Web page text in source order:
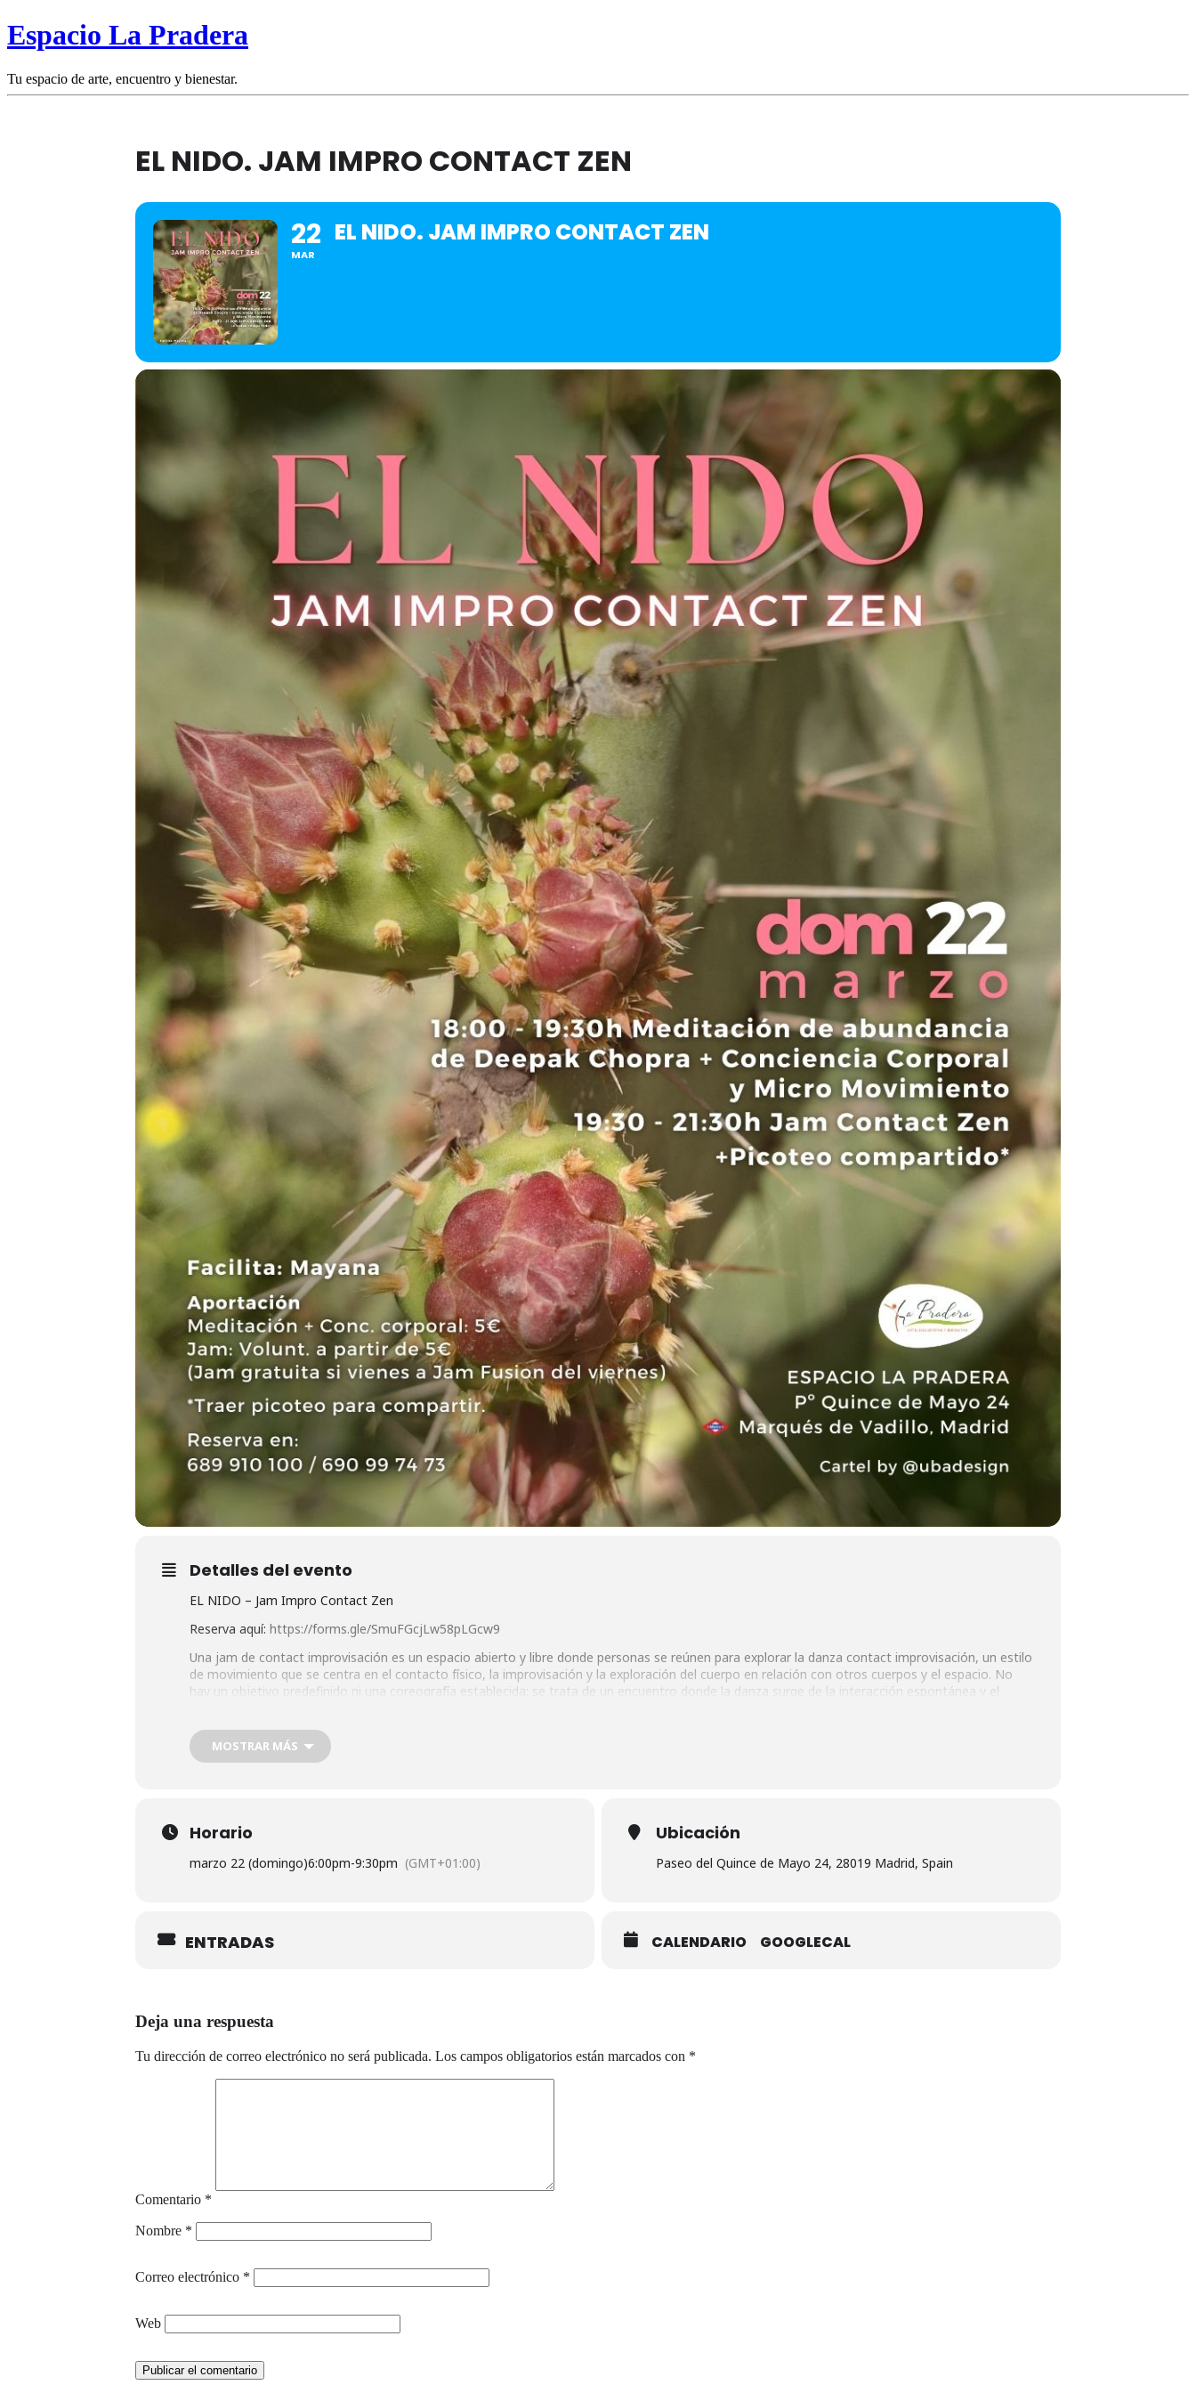
Espacio La Pradera
Tu espacio de arte, encuentro y bienestar.
EL NIDO. JAM IMPRO CONTACT ZEN
22
MAR
EL NIDO. JAM IMPRO CONTACT ZEN
Detalles del evento
EL NIDO – Jam Impro Contact Zen
Reserva aquí: https://forms.gle/SmuFGcjLw58pLGcw9
Una jam de contact improvisación es un espacio abierto y libre donde personas se reúnen para explorar la danza contact improvisación, un estilo
de movimiento que se centra en el contacto físico, la improvisación y la exploración del cuerpo en relación con otros cuerpos y el espacio. No
hay un objetivo predefinido ni una coreografía establecida; se trata de un encuentro donde la danza surge de la interacción espontánea y el
Dirección:
Espacio La Pradera. Paseo del Quince de Mayo, 24
MOSTRAR MÁS
Horario
marzo 22 (domingo)6:00pm-9:30pm (GMT+01:00)
Ubicación
Paseo del Quince de Mayo 24, 28019 Madrid, Spain
ENTRADAS CALENDARIO GOOGLECAL
Deja una respuesta
Tu dirección de correo electrónico no será publicada. Los campos obligatorios están marcados con *
Comentario *
Nombre *
Correo electrónico *
Web